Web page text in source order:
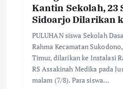
Kantin Sekolah, 23
Sidoarjo Dilarikan
PULUHAN siswa Sekolah
Rahma Kecamatan
Timur, dilarikan ke Instalasi
RS Assakinah Medika pada
malam (7/8). Para siswa…